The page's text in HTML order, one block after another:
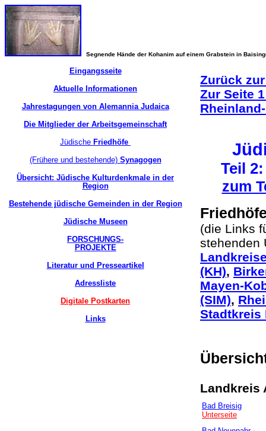
Segnende Hände der Kohanim auf einem Grabstein in
Eingangsseite
Aktuelle Informationen
Jahrestagungen von Alemannia Judaica
Die Mitglieder der Arbeitsgemeinschaft
Jüdische Friedhöfe
(Frühere und bestehende)Synagogen
Übersicht: Jüdische Kulturdenkmale in der
Region
Bestehende jüdische Gemeinden in der Region
Jüdische Museen
FORSCHUNGS-
PROJEKTE
Literatur und Presseartikel
Adressliste
Digitale Postkarten
Links
Zurück
Zur Seite
Teil
zum
(die Links
stehenden
(KH),
Mayen-
(SIM),
Stadtkreis
Landkreis
Bad Breisig
Unterseite